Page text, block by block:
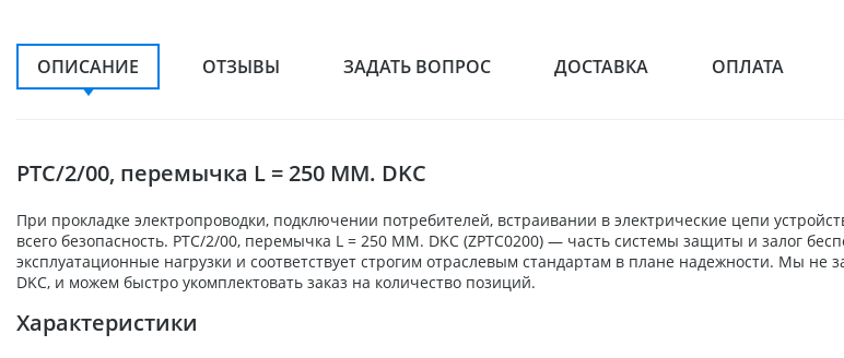
ОПИСАНИЕ ОТЗЫВЫ ЗАДАТЬ ВОПРОС ДОСТАВКА ОПЛАТА
PTC/2/00, перемычка L = 250 MM. DKC
При прокладке электропроводки, подключении потребителей, встраивании в электрические цепи
всего безопасность. PTC/2/00, перемычка L = 250 MM. DKC (ZPTC0200) — часть системы защиты и залог
эксплуатационные нагрузки и соответствует строгим отраслевым стандартам в плане надежности. Мы
DKC, и можем быстро укомплектовать заказ на количество позиций.
Характеристики